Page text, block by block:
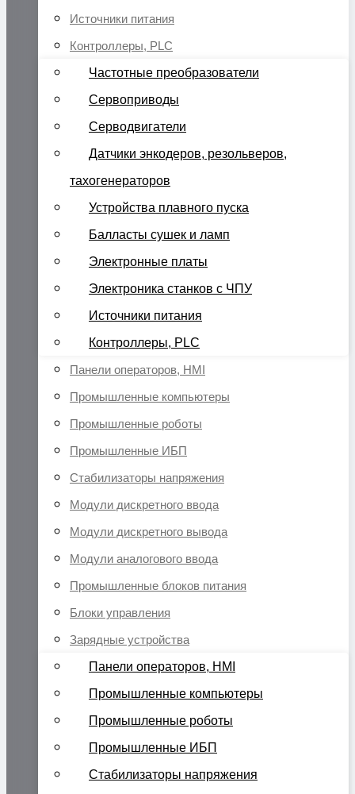
Источники питания
Контроллеры, PLC
Частотные преобразователи
Сервоприводы
Серводвигатели
Датчики энкодеров, резольверов,
тахогенераторов
Устройства плавного пуска
Балласты сушек и ламп
Электронные платы
Электроника станков с ЧПУ
Источники питания
Контроллеры, PLC
Панели операторов, HMI
Промышленные компьютеры
Промышленные роботы
Промышленные ИБП
Стабилизаторы напряжения
Модули дискретного ввода
Модули дискретного вывода
Модули аналогового ввода
Промышленные блоков питания
Блоки управления
Зарядные устройства
Панели операторов, HMI
Промышленные компьютеры
Промышленные роботы
Промышленные ИБП
Стабилизаторы напряжения